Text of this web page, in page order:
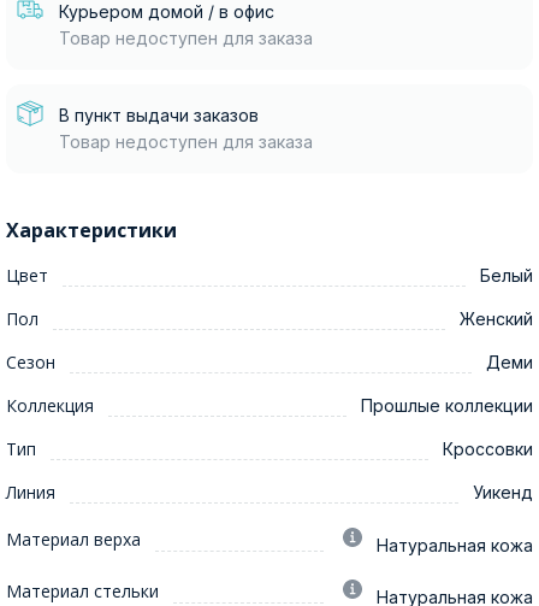
Курьером домой / в офис
Товар недоступен для заказа
В пункт выдачи заказов
Товар недоступен для заказа
Характеристики
Цвет Белый
Пол Женский
Сезон Деми
Коллекция Прошлые коллекции
Тип Кроссовки
Линия Уикенд
Материал верха Натуральная кожа
Материал стельки Натуральная кожа